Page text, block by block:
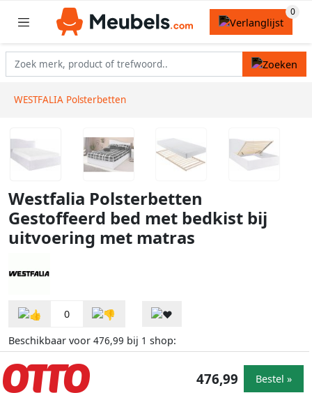
WESTFALIA Polsterbetten
Westfalia Polsterbetten
Gestoffeerd bed met bedkist bij
uitvoering met matras
0
Beschikbaar voor 476,99 bij 1 shop:
476,99 Bestel »